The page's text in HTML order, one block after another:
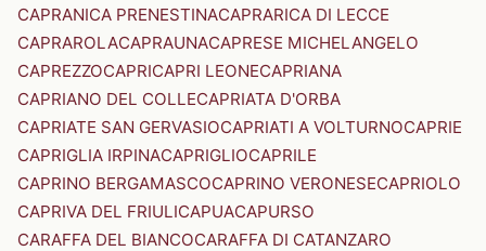
CAPRANICA PRENESTINACAPRARICA DI LECCE
CAPRAROLACAPRAUNACAPRESE MICHELANGELO
CAPREZZOCAPRICAPRI LEONECAPRIANA
CAPRIANO DEL COLLECAPRIATA D'ORBA
CAPRIATE SAN GERVASIOCAPRIATI A VOLTURNOCAPRIE
CAPRIGLIA IRPINACAPRIGLIOCAPRILE
CAPRINO BERGAMASCOCAPRINO VERONESECAPRIOLO
CAPRIVA DEL FRIULICAPUACAPURSO
CARAFFA DEL BIANCOCARAFFA DI CATANZARO